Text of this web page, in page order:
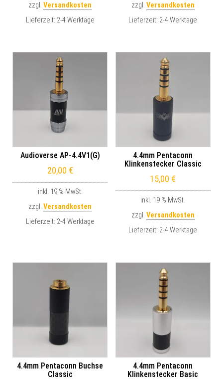
zzgl.Versandkosten
Lieferzeit: 2-4 Werktage
zzgl. Versandkosten
Lieferzeit: 2-4 Werktage
Audioverse AP-4.4V1(G)
20,00 €
inkl. 19 % MwSt.
zzgl.Versandkosten
Lieferzeit: 2-4 Werktage
4.4mm Pentaconn
Klinkenstecker Classic
15,00 €
inkl. 19 % MwSt.
zzgl. Versandkosten
Lieferzeit: 2-4 Werktage
4.4mm Pentaconn Buchse
Classic
4.4mm Pentaconn
Klinkenstecker Basic